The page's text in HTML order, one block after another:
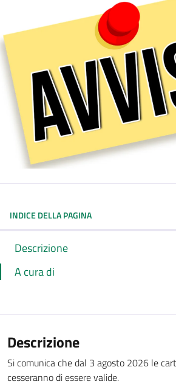
INDICE DELLA PAGINA
Descrizione
A cura di
Descrizione
Si comunica che dal 3 agosto 2026 le
cesseranno di essere valide.